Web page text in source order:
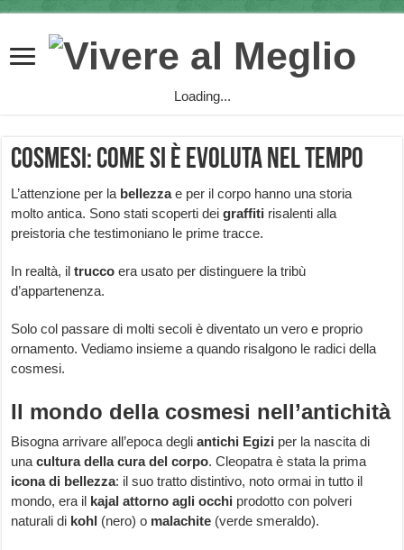
Loading...
Cosmesi: come si è evoluta nel tempo
L’attenzione per la bellezzae per il corpo hanno una storia
molto antica. Sono stati scoperti deigraffiti risalenti alla
preistoria che testimoniano le prime tracce.
In realtà, iltrucco era usato per distinguere la tribù
d’appartenenza.
Solo col passare di molti secoli è diventato un vero e proprio
ornamento. Vediamo insieme a quando risalgono le radici della
cosmesi.
Il mondo della cosmesi nell’antichità
Bisogna arrivare all’epoca degliantichi Egizi per la nascita di
unacultura della cura del corpo. Cleopatra è stata la prima
icona di bellezza: il suo tratto distintivo, noto ormai in tutto il
mondo, era il kajal attorno agli occhi prodotto con polveri
naturali di kohl (nero) o malachite (verde smeraldo).